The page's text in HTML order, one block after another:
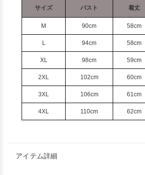
サイズ バスト 着丈
M 90cm 58cm
L 94cm 58cm
XL 98cm 59cm
2XL 102cm 60cm
3XL 106cm 61cm
4XL 110cm 62cm
アイテム詳細